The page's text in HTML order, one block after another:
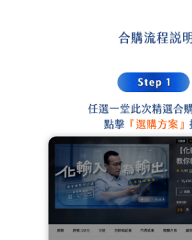
合購流程說明：Step 1選擇課程